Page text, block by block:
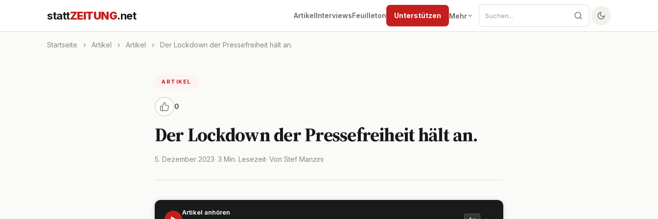
stattZEITUNG.net ArtikelInterviewsFeuilleton Unterstützen Mehr
Startseite › Artikel › Artikel › Der Lockdown der Pressefreiheit hält an.
ARTIKEL
0
Der Lockdown der Pressefreiheit hält an.
5. Dezember 2023· 3 Min. Lesezeit· Von Stef Manzini
Artikel anhören